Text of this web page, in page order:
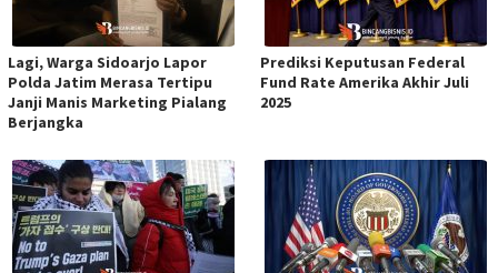
Lagi, Warga Sidoarjo Lapor
Polda Jatim Merasa Tertipu
Janji Manis Marketing Pialang
Berjangka
Prediksi Keputusan Federal
Fund Rate Amerika Akhir Juli
2025